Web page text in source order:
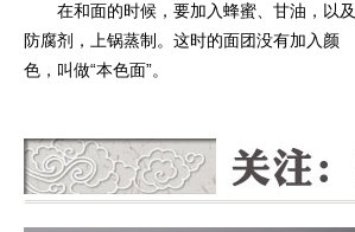
在和面的时候，要加入蜂蜜、甘油，以及
防腐剂，上锅蒸制。这时的面团没有加入颜
色，叫做“本色面”。